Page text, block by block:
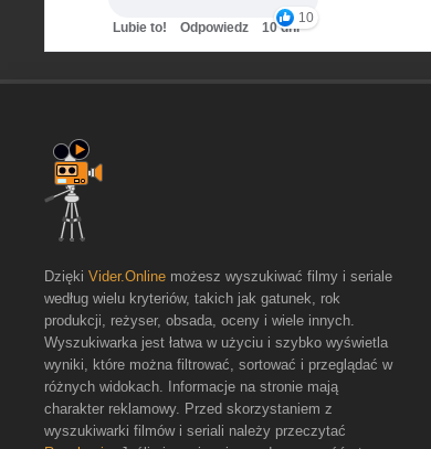
10
Lubie to! Odpowiedz 10 dni
Dzięki Vider.Online możesz wyszukiwać filmy i seriale
według wielu kryteriów, takich jak gatunek, rok
produkcji, reżyser, obsada, oceny i wiele innych.
Wyszukiwarka jest łatwa w użyciu i szybko wyświetla
wyniki, które można filtrować, sortować i przeglądać w
różnych widokach. Informacje na stronie mają
charakter reklamowy. Przed skorzystaniem z
wyszukiwarki filmów i seriali należy przeczytać